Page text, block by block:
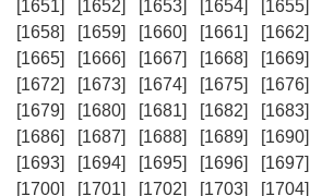
[1651]
[1652] [1653] [1654] [1655]
[1658]
[1659] [1660] [1661] [1662]
[1665]
[1666] [1667] [1668] [1669]
[1672]
[1673] [1674] [1675] [1676]
[1679]
[1680] [1681] [1682] [1683]
[1686]
[1687] [1688] [1689] [1690]
[1693]
[1694] [1695] [1696] [1697]
[1700]
[1701] [1702] [1703] [1704]